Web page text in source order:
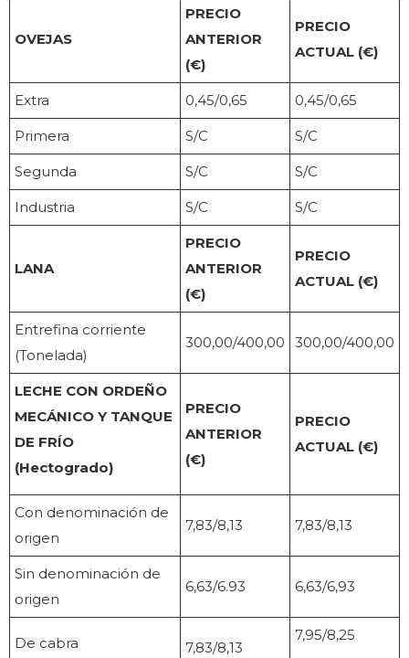
OVEJAS
PRECIO
ANTERIOR
(€)
PRECIO
ACTUAL (€)
Extra 0,45/0,65 0,45/0,65
Primera S/C S/C
Segunda S/C S/C
Industria S/C S/C
LANA
PRECIO
ANTERIOR
(€)
PRECIO
ACTUAL (€)
Entrefina corriente
(Tonelada)
300,00/400,00 300,00/400,00
LECHE CON ORDEÑO
MECÁNICO Y TANQUE
DE FRÍO
(Hectogrado)
PRECIO
ANTERIOR
(€)
PRECIO
ACTUAL (€)
Con denominación de
origen
7,83/8,13 7,83/8,13
Sin denominación de
origen
6,63/6.93 6,63/6,93
De cabra 7,83/8,13
7,95/8,25